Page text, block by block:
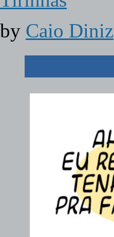
by Caio Diniz